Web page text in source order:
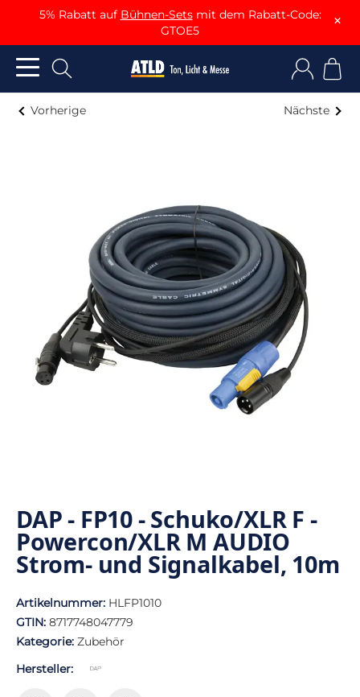
5% Rabatt auf Bühnen-Setsmit dem Rabatt-Code:
GTOE5
×
Vorherige Nächste
DAP - FP10 - Schuko/XLR F -
Powercon/XLR M AUDIO
Strom- und Signalkabel, 10m
Artikelnummer: HLFP1010
GTIN: 8717748047779
Kategorie: Zubehör
Hersteller: